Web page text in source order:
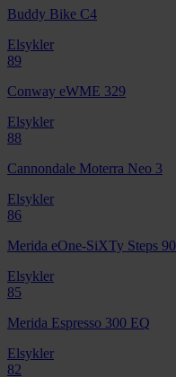
Buddy Bike C4
Elsykler
89
Conway eWME 329
Elsykler
88
Cannondale Moterra Neo 3
Elsykler
86
Merida eOne-SiXTy Steps
Elsykler
85
Merida Espresso 300 EQ
Elsykler
82